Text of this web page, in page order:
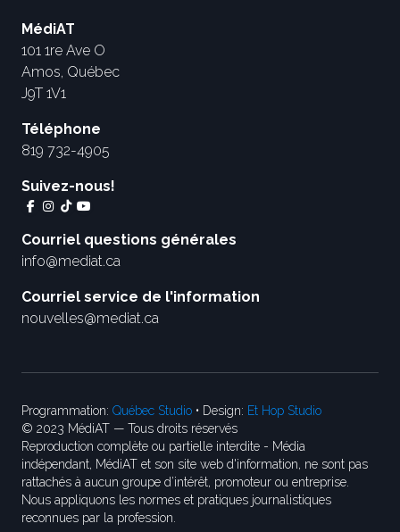
MédiAT
101 1re Ave O
Amos, Québec
J9T 1V1
Téléphone
819 732-4905
Suivez-nous!
Courriel questions générales
info@mediat.ca
Courriel service de l'information
nouvelles@mediat.ca
Programmation: Québec Studio • Design: Et Hop Studio
© 2023 MédiAT — Tous droits réservés
Reproduction complète ou partielle interdite - Média
indépendant, MédiAT et son site web d'information, ne sont pas
rattachés à aucun groupe d’intérêt, promoteur ou entreprise.
Nous appliquons les normes et pratiques journalistiques
reconnues par la profession.